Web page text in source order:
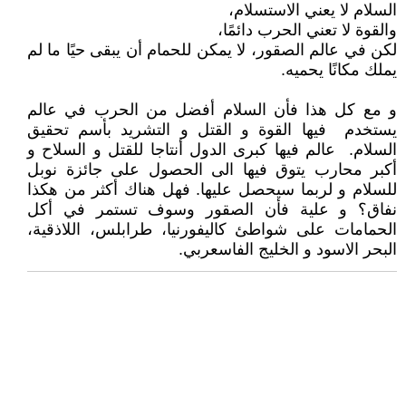
السلام لا يعني الاستسلام،
والقوة لا تعني الحرب دائمًا،
لكن في عالم الصقور، لا يمكن للحمام أن يبقى حيًا ما لم
يملك مكانًا يحميه.
و مع كل هذا فأن السلام أفضل من الحرب في عالم
يستخدم فيها القوة و القتل و التشريد بأسم تحقيق
السلام. عالم فيها كبرى الدول أنتاجا للقتل و السلاح و
أكبر محارب يتوق فيها الى الحصول على جائزة نوبل
للسلام و لربما سيحصل عليها. فهل هناك أكثر من هكذا
نفاق؟ و علية فأن الصقور وسوف تستمر في أكل
الحمامات على شواطئ كاليفورنيا، طرابلس، اللاذقية،
البحر الاسود و الخليج الفاسعربي.